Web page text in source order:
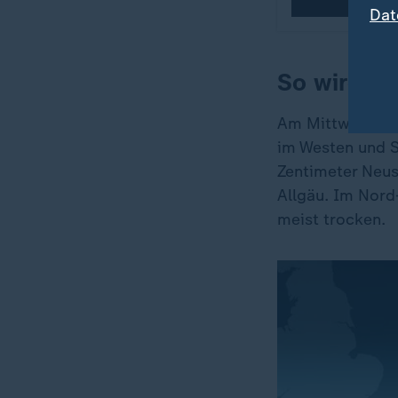
So wird
Am Mittwoch
im Westen und
Zentimeter
Allgäu. Im
meist trocken.